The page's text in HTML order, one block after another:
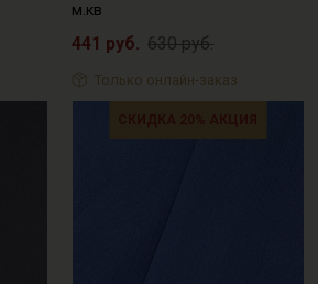
м.кв
441 руб. 630 руб.
Только онлайн-заказ